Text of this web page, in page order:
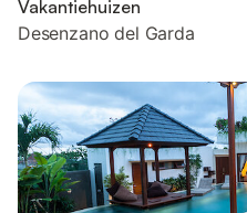
Vakantiehuizen
Desenzano del Garda